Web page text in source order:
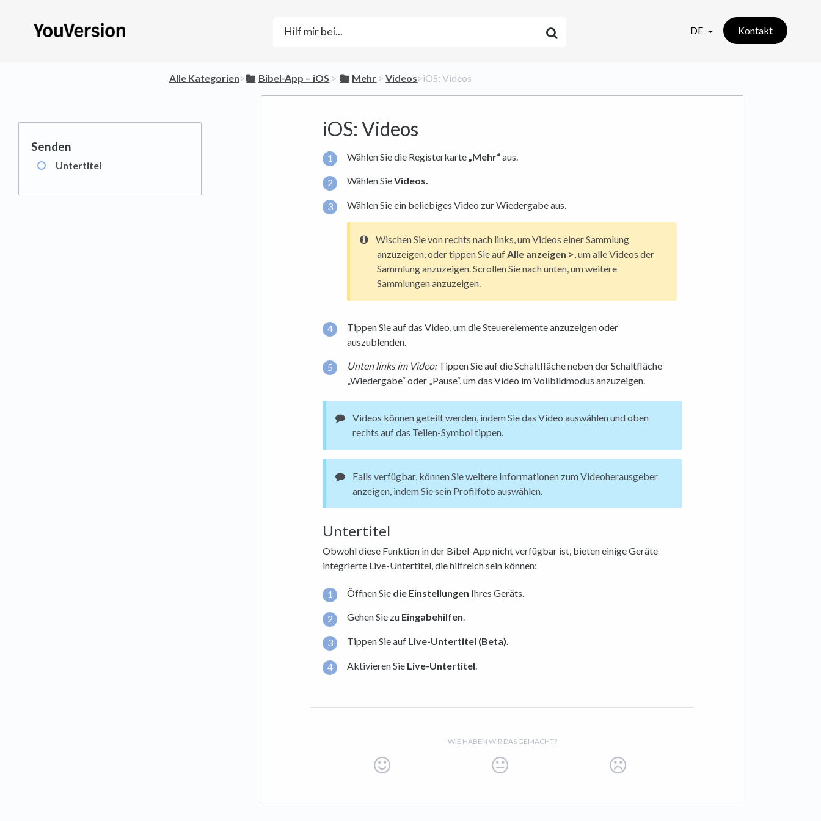
DE Kontakt
Alle Kategorien​>​ ​Bibel-App – iOS ​ > ​ ​Mehr ​ > ​​Videos​>​ iOS: Videos
iOS: Videos
Untertitel
Wählen Sie die Registerkarte „Mehr“aus.
Wählen SieVideos.
Wählen Sie ein beliebiges Video zur Wiedergabe aus.
Wischen Sie von rechts nach links, um Videos einer Sammlung
anzuzeigen, oder tippen Sie aufAlle anzeigen >, um alle Videos der
Sammlung anzuzeigen. Scrollen Sie nach unten, um weitere
Sammlungen anzuzeigen.
Tippen Sie auf das Video, um die Steuerelemente anzuzeigen oder
auszublenden.
Unten links im Video:Tippen Sie auf die Schaltfläche neben der Schaltfläche
„Wiedergabe“ oder „Pause“, um das Video im Vollbildmodus anzuzeigen.
Videos können geteilt werden, indem Sie das Video auswählen und oben
rechts auf das Teilen-Symbol tippen.
Falls verfügbar, können Sie weitere Informationen zum Videoherausgeber
anzeigen, indem Sie sein Profilfoto auswählen.
Untertitel
Obwohl diese Funktion in der Bibel-App nicht verfügbar ist, bieten einige Geräte
integrierte Live-Untertitel, die hilfreich sein können:
Öffnen Sie die Einstellungen Ihres Geräts.
Gehen Sie zu Eingabehilfen.
Tippen Sie auf Live-Untertitel (Beta).
Aktivieren Sie Live-Untertitel
WIE HABEN WIR DAS GEMACHT?